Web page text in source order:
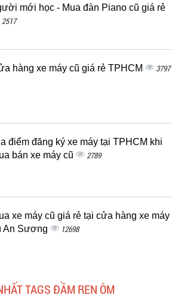
mới học - Mua đàn Piano cũ giá rẻ
2517
hàng xe máy cũ giá rẻ TPHCM 3797
điểm đăng ký xe máy tại TPHCM khi
bán xe máy cũ
2789
xe máy cũ giá rẻ tại cửa hàng xe máy
An Sương
12698
TAGS ĐẦM REN ÔM